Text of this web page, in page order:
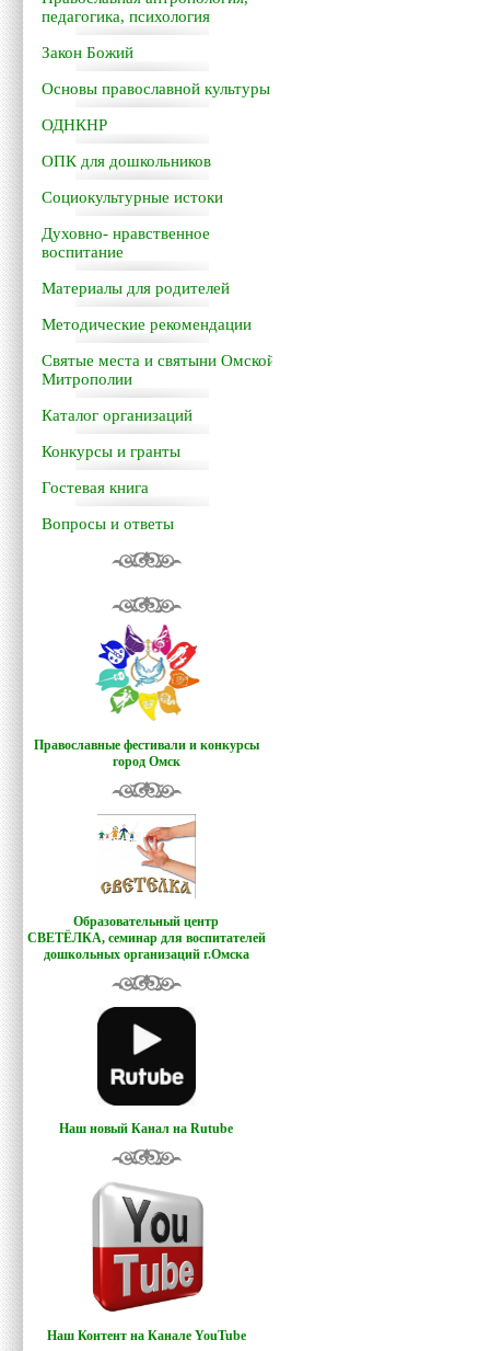
педагогика, психология
Закон Божий
Основы православной культуры
ОДНКНР
ОПК для дошкольников
Социокультурные истоки
Духовно- нравственное
воспитание
Материалы для родителей
Методические рекомендации
Святые места и святыни Омской
Митрополии
Каталог организаций
Конкурсы и гранты
Гостевая книга
Вопросы и ответы
Православные фестивали и конкурсы
город Омск
Образовательный центр
СВЕТЁЛКА, семинар для воспитателей
дошкольных организаций г.Омска
Наш новый Канал на Rutube
Наш Контент на Канале YouTube